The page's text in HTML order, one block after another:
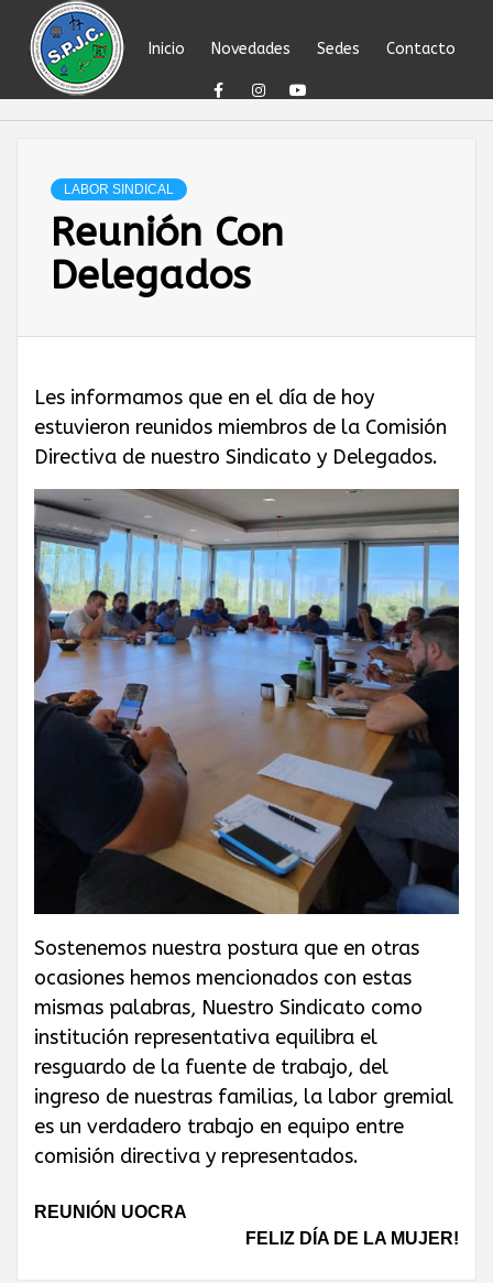
content
Inicio Novedades Sedes Contacto
SINDICATO DEL
PERSONAL
JERÁRQUICO Y
PROFESIONAL
DEL
PETRÓLEO,
GAS PRIVADO
Y QUÍMICOS DE
CUYO
LABOR SINDICAL
Reunión Con
Delegados
Les informamos que en el día de hoy
estuvieron reunidos miembros de la Comisión
Directiva de nuestro Sindicato y Delegados.
Sostenemos nuestra postura que en otras
ocasiones hemos mencionados con estas
mismas palabras, Nuestro Sindicato como
institución representativa equilibra el
resguardo de la fuente de trabajo, del
ingreso de nuestras familias, la labor gremial
es un verdadero trabajo en equipo entre
comisión directiva y representados.
Continue
REUNIÓN UOCRA
FELIZ DÍA DE LA MUJER!